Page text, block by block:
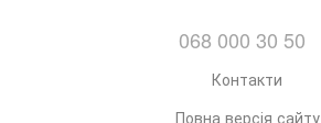
068 000 30 50
Контакти
Повна версія сайту